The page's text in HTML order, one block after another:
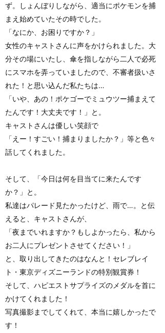
ず。しょんぼりしながら、適当にポケモンを捕
まえ始めていたその時でした。
「なにか、お困りですか？」
女性のキャストさんに声をかけられました。大
分その場にいたし、傘を指しながら二人で必死
にスマホを弄っていましたので、不審者扱いさ
れた！と思い込んだ私たちは…
「いや、あの！ポケゴーでミュウツー捕まえて
たんです！大丈夫です！」と。
キャストさんは優しい笑顔で
「えー！すごい！捕まりましたか？」等と色々
話してくれました。
そして、「今日は何を目当てに来たんです
か？」と。
私達はパレード見たかったけど、雨で…。と伝
えると、キャストさんが、
「夜までいれますか？もしよかったら、私から
お二人にプレゼントさせてください！」
と、取り出してきたのはなんと！セレブレイ
ト・東京ディズニーランドの特別観賞券！
そして、ハピエストサプライズのメダルを首に
かけてくれました！
写真撮影までしてくれて、本当に嬉しかったで
す！